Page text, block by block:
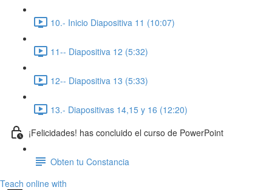
10.- Inicio Diapositiva 11 (10:07)
11-- Diapositiva 12 (5:32)
12-- Diapositiva 13 (5:33)
13.- Diapositivas 14,15 y 16 (12:20)
¡Felicidades! has concluido el curso de PowerPoint
Obten tu Constancia
Teach online with